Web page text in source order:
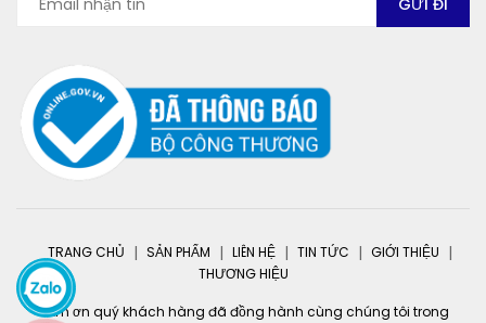
TRANG CHỦ SẢN PHẨM LIÊN HỆ TIN TỨC
GIỚI THIỆU
THƯƠNG HIỆU
Cảm ơn quý khách hàng đã đồng hành cùng chúng tôi trong